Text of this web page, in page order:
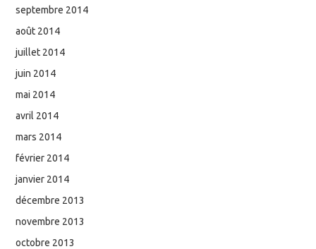
septembre 2014
août 2014
juillet 2014
juin 2014
mai 2014
avril 2014
mars 2014
février 2014
janvier 2014
décembre 2013
novembre 2013
octobre 2013